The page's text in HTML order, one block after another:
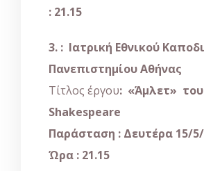
: 21.15
3. : Ιατρική Εθνικού
Πανεπιστημίου Αθήνας
Τίτλος έργου: «Άμλετ» του
Shakespeare
Παράσταση : Δευτέρα 15/
Ώρα : 21.15